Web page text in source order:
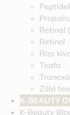
Retinal
Retinol
Rizs
Teafa
Zöld tea
K-BEAUTY
K-Beauty